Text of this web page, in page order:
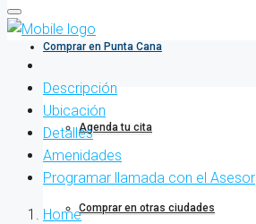
Comprar en Punta Cana
Agenda tu cita
Comprar en otras ciudades
Descripción
Ubicación
Detalles
Amenidades
Programar llamada con el Asesor
Home